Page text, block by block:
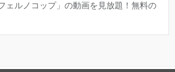
ェルノコップ」の動画を見放題！無料の